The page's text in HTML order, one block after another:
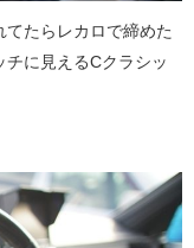
たらレカロで締めた
に見えるCクラシッ